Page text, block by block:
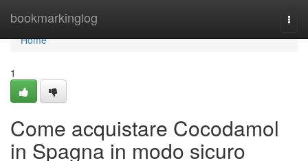
bookmarkinglog
Home
Home
1
Come acquistare Cocodamol
in Spagna in modo sicuro